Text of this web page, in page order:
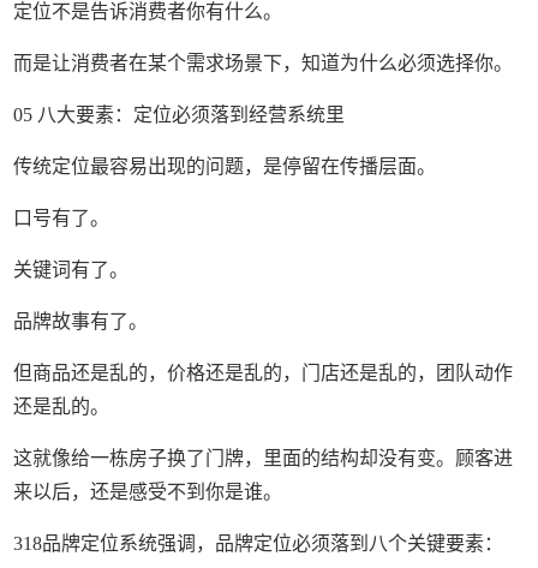
定位不是告诉消费者你有什么。
而是让消费者在某个需求场景下，知道为什么必须选择你。
05 八大要素：定位必须落到经营系统里
传统定位最容易出现的问题，是停留在传播层面。
口号有了。
关键词有了。
品牌故事有了。
但商品还是乱的，价格还是乱的，门店还是乱的，团队动作
还是乱的。
这就像给一栋房子换了门牌，里面的结构却没有变。顾客进
来以后，还是感受不到你是谁。
318品牌定位系统强调，品牌定位必须落到八个关键要素：